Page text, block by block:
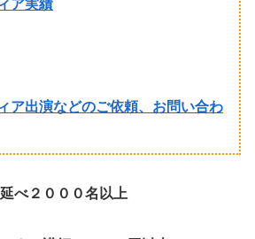
ア実績
ア出演などのご依頼、お問い合わ
べ２０００名以上